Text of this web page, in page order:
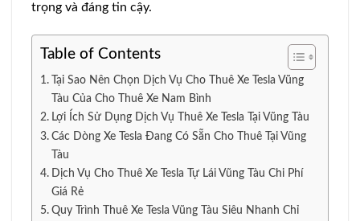
trọng và đáng tin cậy.
Table of Contents
Tại Sao Nên Chọn Dịch Vụ Cho Thuê Xe Tesla Vũng
Tàu Của Cho Thuê Xe Nam Bình
Lợi Ích Sử Dụng Dịch Vụ Thuê Xe Tesla Tại Vũng Tàu
Các Dòng Xe Tesla Đang Có Sẵn Cho Thuê Tại Vũng
Tàu
Dịch Vụ Cho Thuê Xe Tesla Tự Lái Vũng Tàu Chi Phí
Giá Rẻ
Quy Trình Thuê Xe Tesla Vũng Tàu Siêu Nhanh Chỉ